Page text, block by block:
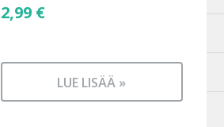
2,99 €
LUE LISÄÄ »